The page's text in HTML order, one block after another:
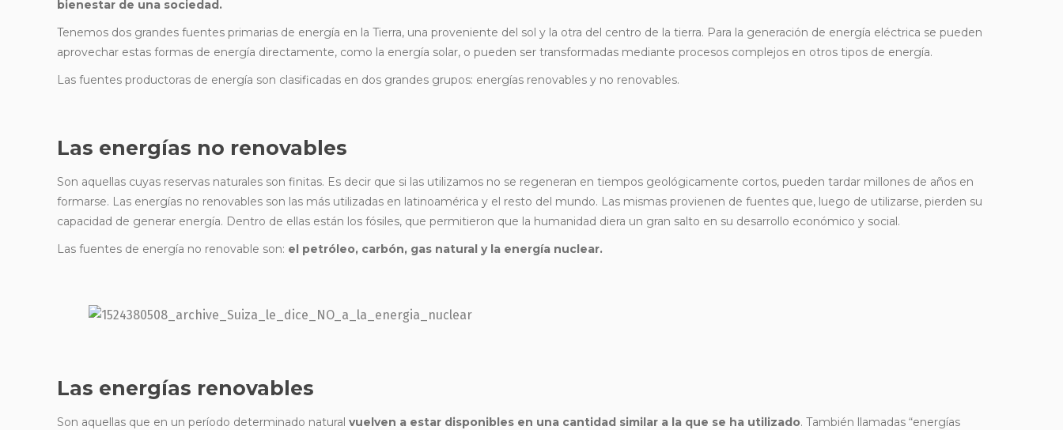
bienestar de una sociedad.
Tenemos dos grandes fuentes primarias de energía en la Tierra, una proveniente del sol y la otra del centro de la tierra. Para la generación de energía eléctrica se pueden
aprovechar estas formas de energía directamente, como la energía solar, o pueden ser transformadas mediante procesos complejos en otros tipos de energía.
Las fuentes productoras de energía son clasificadas en dos grandes grupos: energías renovables y no renovables.
Las energías no renovables
Son aquellas cuyas reservas naturales son finitas. Es decir que si las utilizamos no se regeneran en tiempos geológicamente cortos, pueden tardar millones de años en
formarse. Las energías no renovables son las más utilizadas en latinoamérica y el resto del mundo. Las mismas provienen de fuentes que, luego de utilizarse, pierden su
capacidad de generar energía. Dentro de ellas están los fósiles, que permitieron que la humanidad diera un gran salto en su desarrollo económico y social.
Las fuentes de energía no renovable son: el petróleo, carbón, gas natural y la energía nuclear.
Las energías renovables
Son aquellas que en un período determinado natural vuelven a estar disponibles en una cantidad similar a la que se ha utilizado. También llamadas “energías